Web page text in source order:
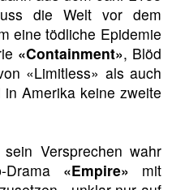
die Welt vor dem
eine tödliche Epidemie
«Containment», Blöd
«Limitless» als auch
Amerika keine zweite
Versprechen wahr
«Empire» mit